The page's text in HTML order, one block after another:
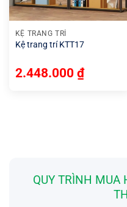
KỆ TRANG TRÍ
Kệ trang trí KTT17
2.448.000 ₫
QUY TRÌNH MUA